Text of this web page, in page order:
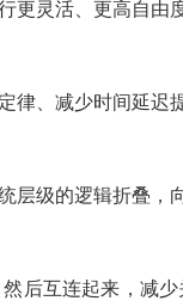
灵活、更高自
、减少时间延
层级的逻辑折叠
后互连起来，减